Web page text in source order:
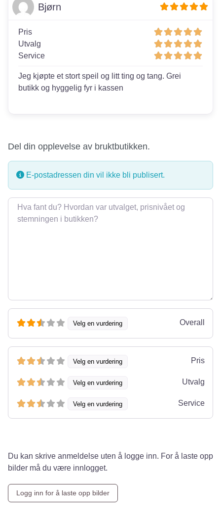
Bjørn
Pris
Utvalg
Service
Jeg kjøpte et stort speil og litt ting og tang. Grei
butikk og hyggelig fyr i kassen
Del din opplevelse av bruktbutikken.
E-postadressen din vil ikke bli publisert.
Omtale
Velg en vurdering Overall
Velg en vurdering Pris
Velg en vurdering Utvalg
Velg en vurdering Service
Du kan skrive anmeldelse uten å logge inn. For å laste opp
bilder må du være innlogget.
Logg inn for å laste opp bilder